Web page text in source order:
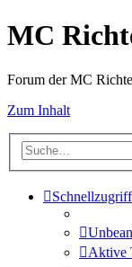
MC
Forum der MC
Zum Inhalt
Schnellzugriff
Aktive